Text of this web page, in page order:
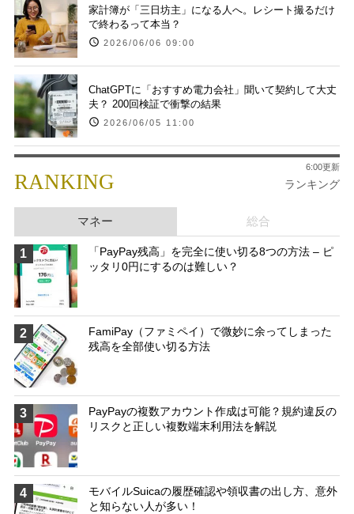
家計簿が「三日坊主」になる人へ。レシート撮るだけ
で終わるって本当？
2026/06/06 09:00
ChatGPTに「おすすめ電力会社」聞いて契約して大丈
夫？ 200回検証で衝撃の結果
2026/06/05 11:00
RANKING ランキング
6:00更新
マネー 総合
1
「PayPay残高」を完全に使い切る8つの方法 – ピ
ッタリ0円にするのは難しい？
2
FamiPay（ファミペイ）で微妙に余ってしまった
残高を全部使い切る方法
3
PayPayの複数アカウント作成は可能？規約違反の
リスクと正しい複数端末利用法を解説
4
モバイルSuicaの履歴確認や領収書の出し方、意外
と知らない人が多い！